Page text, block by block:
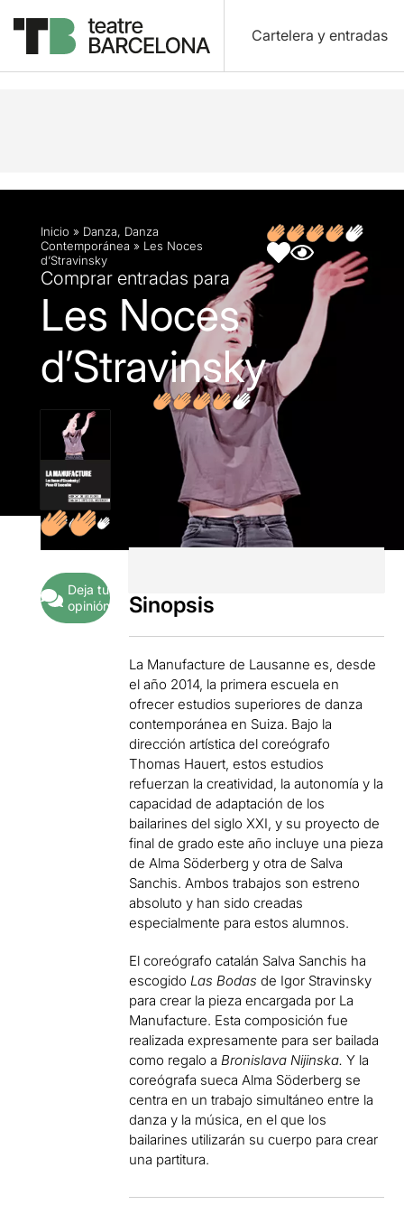
Cartelera y entradas
Descripción Ficha artística
Inicio » Danza, Danza
Contemporánea » Les Noces
d’Stravinsky
Comprar entradas para
Les Noces
d’Stravinsky
Deja tu
opinión
Sinopsis
La Manufacture de Lausanne es, desde
el año 2014, la primera escuela en
ofrecer estudios superiores de danza
contemporánea en Suiza. Bajo la
dirección artística del coreógrafo
Thomas Hauert, estos estudios
refuerzan la creatividad, la autonomía y la
capacidad de adaptación de los
bailarines del siglo XXI, y su proyecto de
final de grado este año incluye una pieza
de Alma Söderberg y otra de Salva
Sanchis. Ambos trabajos son estreno
absoluto y han sido creadas
especialmente para estos alumnos.
El coreógrafo catalán Salva Sanchis ha
escogidoLas Bodas de Igor Stravinsky
para crear la pieza encargada por La
Manufacture. Esta composición fue
realizada expresamente para ser bailada
como regalo aBronislava Nijinska.Y la
coreógrafa sueca Alma Söderberg se
centra en un trabajo simultáneo entre la
danza y la música, en el que los
bailarines utilizarán su cuerpo para crear
una partitura.